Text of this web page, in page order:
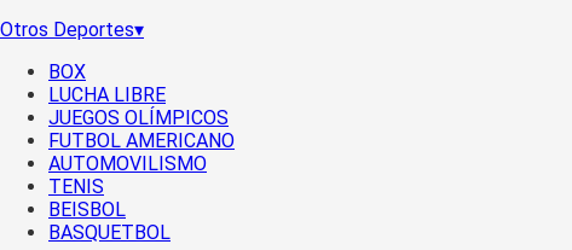
Otros Deportes▾
BOX
LUCHA LIBRE
JUEGOS OLÍMPICOS
FUTBOL AMERICANO
AUTOMOVILISMO
TENIS
BEISBOL
BASQUETBOL